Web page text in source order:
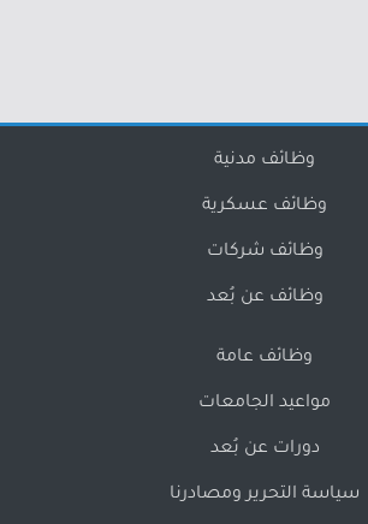
وظائف مدنية
وظائف عسكرية
وظائف شركات
وظائف عن بُعد
وظائف عامة
مواعيد الجامعات
دورات عن بُعد
سياسة التحرير ومصادرنا